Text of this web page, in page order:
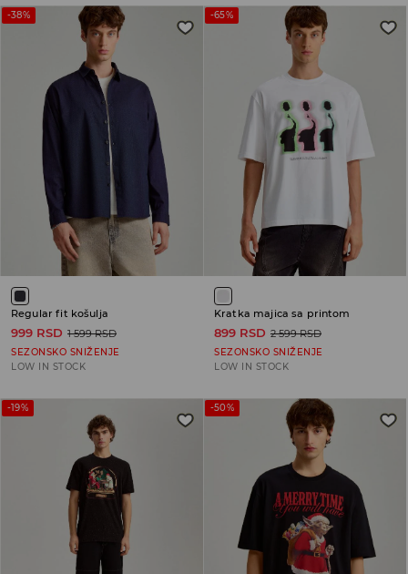
-38%
Regular fit košulja
999 RSD 1 599 RSD
SEZONSKO SNIŽENJE
LOW IN STOCK
-65%
Kratka majica sa printom
899 RSD 2 599 RSD
SEZONSKO SNIŽENJE
LOW IN STOCK
-19% -50%